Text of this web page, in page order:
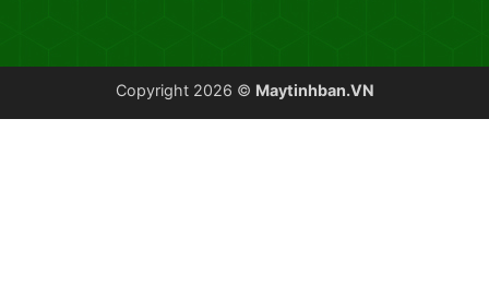
Copyright 2026 © Maytinhban.VN